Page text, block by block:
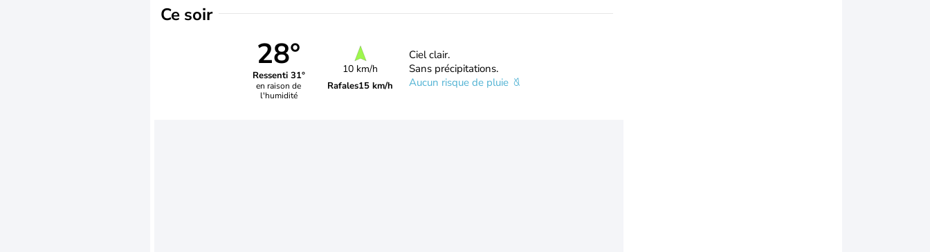
Ce soir
28°
Ressenti 31°
en raison de
l'humidité
10 km/h
Rafales15 km/h
Ciel clair.
Sans précipitations.
Aucun risque de pluie